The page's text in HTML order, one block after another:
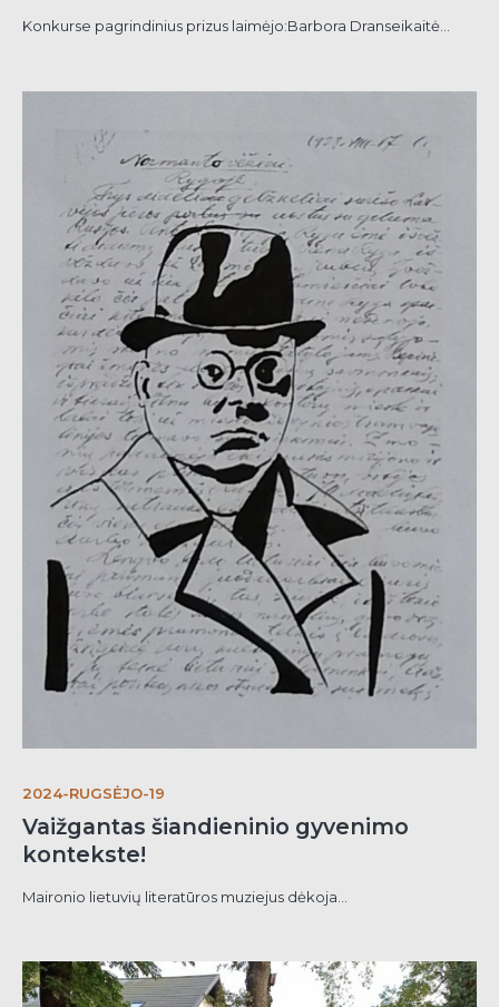
Konkurse pagrindinius prizus laimėjo:Barbora Dranseikaitė...
2024-RUGSĖJO-19
Vaižgantas šiandieninio gyvenimo
kontekste!
Maironio lietuvių literatūros muziejus dėkoja...